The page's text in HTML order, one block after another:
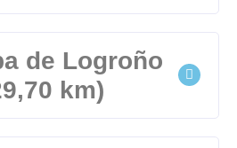
de Logroño
km)